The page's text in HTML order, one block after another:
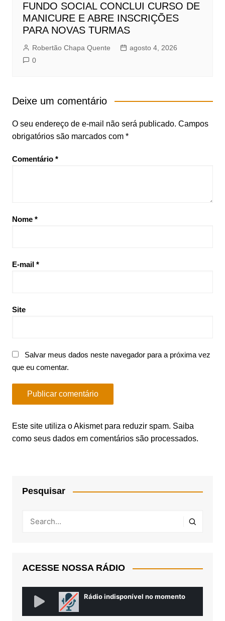
FUNDO SOCIAL CONCLUI CURSO DE
MANICURE E ABRE INSCRIÇÕES
PARA NOVAS TURMAS
Robertão Chapa Quente
agosto 4, 2026
0
Deixe um comentário
O seu endereço de e-mail não será publicado. Campos
obrigatórios são marcados com *
Comentário *
Nome *
E-mail *
Site
Salvar meus dados neste navegador para a próxima vez
que eu comentar.
Este site utiliza o Akismet para reduzir spam. Saiba
como seus dados em comentários são processados.
Pesquisar
ACESSE NOSSA RÁDIO